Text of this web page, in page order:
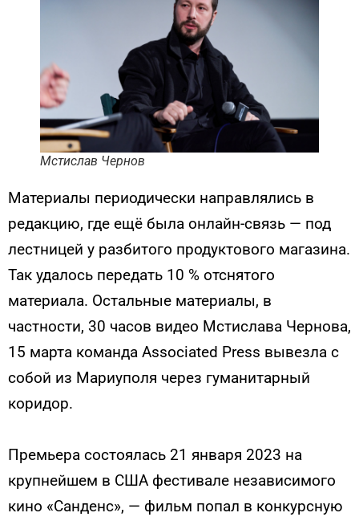
Мстислав Чернов
Материалы периодически направлялись в
редакцию, где ещё была онлайн-связь — под
лестницей у разбитого продуктового магазина.
Так удалось передать 10 % отснятого
материала. Остальные материалы, в
частности, 30 часов видео Мстислава Чернова,
15 марта команда Associated Press вывезла с
собой из Мариуполя через гуманитарный
коридор.
Премьера состоялась 21 января 2023 на
крупнейшем в США фестивале независимого
кино «Санденс», — фильм попал в конкурсную